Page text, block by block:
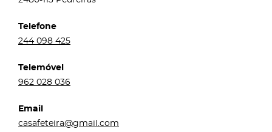
Telefone
244 098 425
Telemóvel
962 028 036
Email
casafeteira@gmail.com